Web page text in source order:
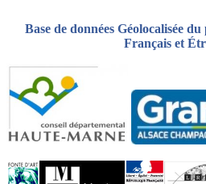
Base de données Géolocalisée
Français et